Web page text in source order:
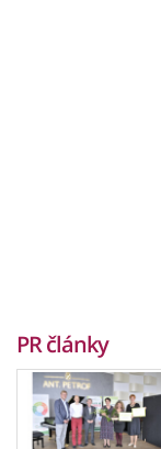
PR články